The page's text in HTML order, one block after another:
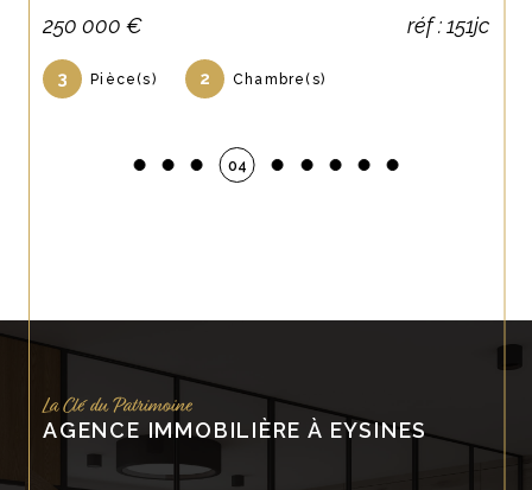
250 000 € réf : 151jc
3 Pièce(s) 2 Chambre(s)
04
La Clé du Patrimoine
AGENCE IMMOBILIÈRE À EYSINES